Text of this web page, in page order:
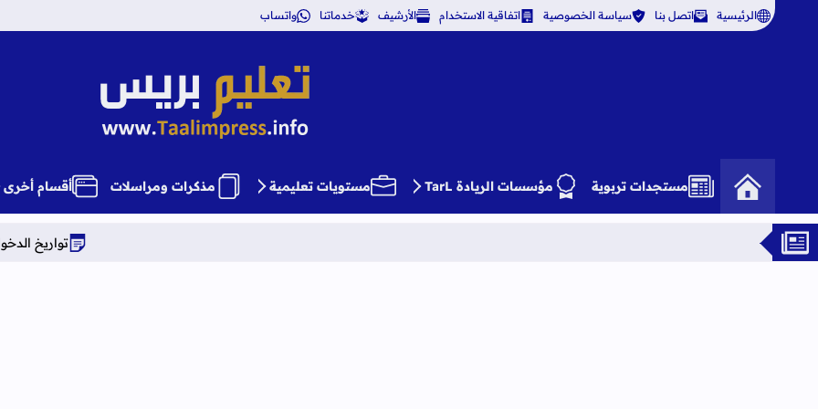
الرئيسية اتصل بنا سياسة الخصوصية اتفاقية الاستخدام الأرشيف خدماتنا واتساب
تعليم بريس TaalimPress
مستجدات تربوية مؤسسات الريادة TarL مستويات تعليمية مذكرات ومراسلات أقسام أخرى
تواريخ الدخول المدرسي برسم